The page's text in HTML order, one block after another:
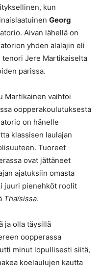
kun
Georg
Aivan lähellä on
yhden alalajin eli
tenori Jere Martikaiselta
parissa.
Martikainen vaihtoi
oopperakoulutuksesta
on hänelle
klassisen laulajan
Tuoreet
ovat jättäneet
ajatuksiin omasta
juuri pienehköt roolit
Thaïsissa.
ja olla täysillä
oopperassa
minut lopullisesti siitä,
koelaulujen kautta